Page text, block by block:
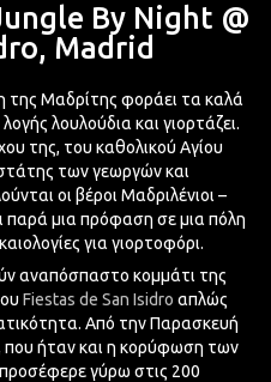
By Night @
Madrid
της Μαδρίτης φοράει τα καλά
λουλούδια και γιορτάζει.
της, του καθολικού Αγίου
των γεωργών και
οι βέροι Μαδριλένιοι –
παρά μια πρόφαση σε μια πόλη
για γιορτοφόρι.
αναπόσπαστο κομμάτι της
Fiestas de San Isidro απλώς
Από την Παρασκευή
που ήταν και η κορύφωση των
γύρω στις 200